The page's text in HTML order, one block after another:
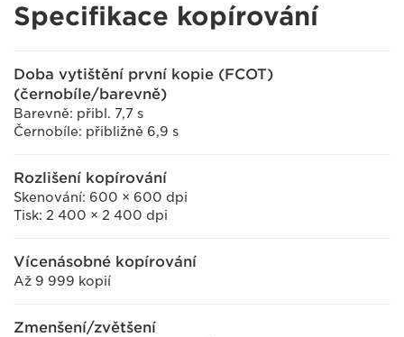
Specifikace kopírování
Doba vytištění první kopie (FCOT)
(černobíle/barevně)
Barevně: přibl. 7,7 s
Černobíle: přibližně 6,9 s
Rozlišení kopírování
Skenování: 600 × 600 dpi
Tisk: 2 400 × 2 400 dpi
Vícenásobné kopírování
Až 9 999 kopií
Zmenšení/zvětšení